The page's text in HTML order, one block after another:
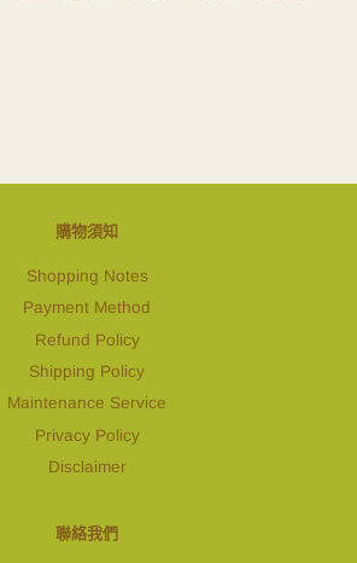
購物須知
Shopping Notes
Payment Method
Refund Policy
Shipping Policy
Maintenance Service
Privacy Policy
Disclaimer
聯絡我們